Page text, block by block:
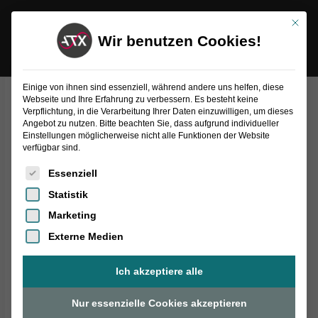
Bügelgriff
Bügelgriff
Menge
Mit
Wir benutzen Cookies!
Einige von ihnen sind essenziell, während andere uns helfen, diese
Webseite und Ihre Erfahrung zu verbessern. Es besteht keine
Verpflichtung, in die Verarbeitung Ihrer Daten einzuwilligen, um dieses
Angebot zu nutzen. Bitte beachten Sie, dass aufgrund individueller
Einstellungen möglicherweise nicht alle Funktionen der Website
verfügbar sind.
Es folgt eine Liste der Service-Gruppen, für die eine
Essenziell
Statistik
Marketing
Externe Medien
Ich akzeptiere alle
Nur essenzielle Cookies akzeptieren